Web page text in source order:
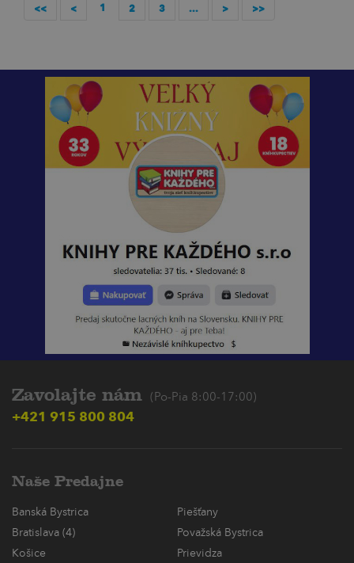
<< < 1 2 3 ... > >>
Zavolajte nám (Po-Pia 8:00-17:00)
+421 915 800 804
Naše Predajne
Banská Bystrica
Piešťany
Bratislava (4)
Považská Bystrica
Košice
Prievidza